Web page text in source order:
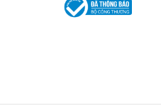
nên sạch mắt, sang
với nhiều nhóm
bàn trung tính hay